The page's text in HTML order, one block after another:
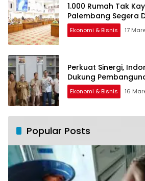
1.000 Rumah Tak
Palembang Segera
Ekonomi & Bisnis 17
Perkuat Sinergi,
Dukung
Ekonomi & Bisnis 16
Popular Posts